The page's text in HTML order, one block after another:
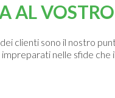
AL
clienti sono il nostro
nelle sfide che